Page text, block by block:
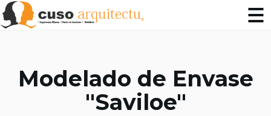
Modelado de Envase
"Saviloe"